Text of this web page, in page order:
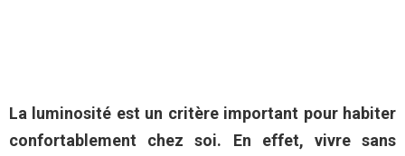
La luminosité est un critère important pour habiter
confortablement chez soi. En effet, vivre sans